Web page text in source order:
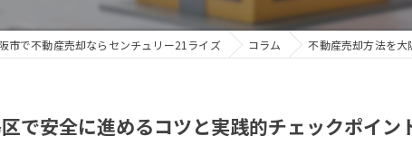
市で不動産売却ならセンチュリー21ライズ コラム 不動産売却方法を大
で安全に進めるコツと実践的チェックポイン